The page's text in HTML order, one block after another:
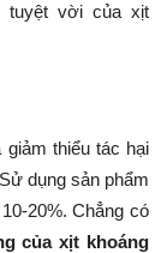
tuyệt vời của xịt
giảm thiểu tác hại
dụng sản phẩm
20%. Chẳng có
của xịt khoáng